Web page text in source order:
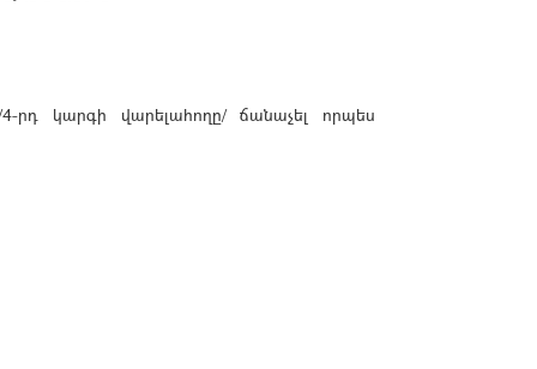
րդ կարգի վարելահողը/ ճանաչել որպես